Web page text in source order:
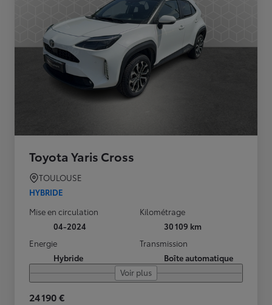
Toyota Yaris Cross
TOULOUSE
HYBRIDE
Mise en circulation
04-2024
Kilométrage
30 109 km
Energie
Hybride
Transmission
Boîte automatique
Voir plus
24 190 €